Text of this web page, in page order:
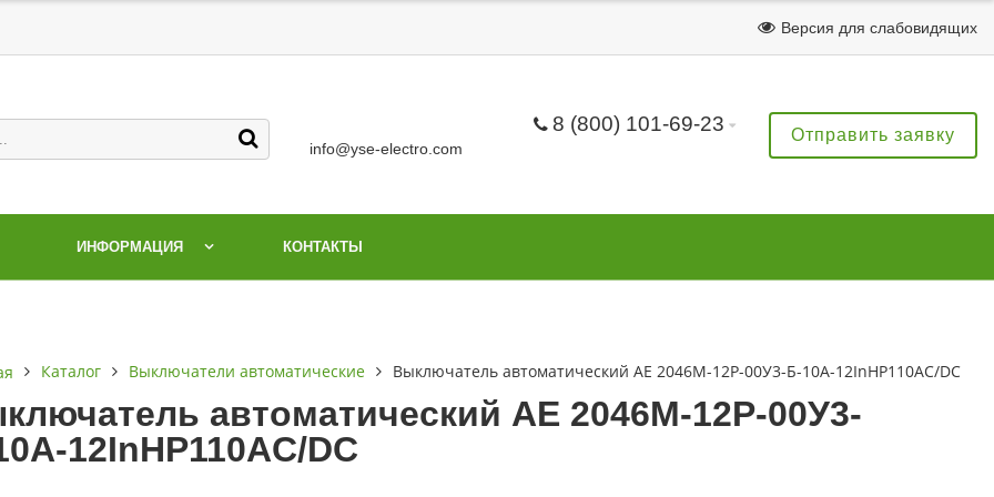
Версия для слабовидящих
8 (800) 101-69-23
info@yse-electro.com
Отправить заявку
ИНФОРМАЦИЯ КОНТАКТЫ
Каталог Выключатели автоматические Выключатель автоматический АЕ 2046М-12Р-00У3-Б-10А-12InНР110AC/DC
автоматический АЕ 2046М-12Р-00У3-
12InНР110AC/DC